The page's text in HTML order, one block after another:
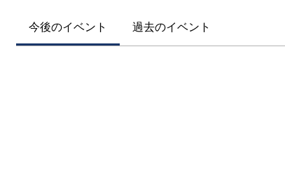
今後のイベント 過去のイベント